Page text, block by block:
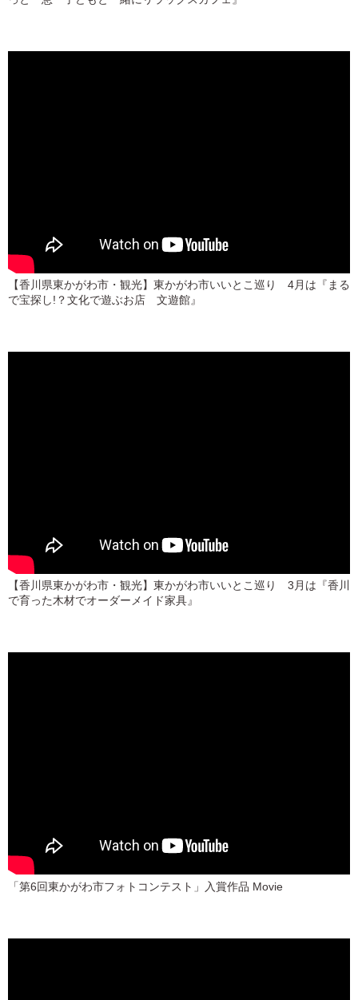
【香川県東かがわ市・観光】東かがわ市いいとこ巡り 4月は『まる
で宝探し!？文化で遊ぶお店 文遊館』
【香川県東かがわ市・観光】東かがわ市いいとこ巡り 3月は『香川
で育った木材でオーダーメイド家具』
「第6回東かがわ市フォトコンテスト」入賞作品 Movie